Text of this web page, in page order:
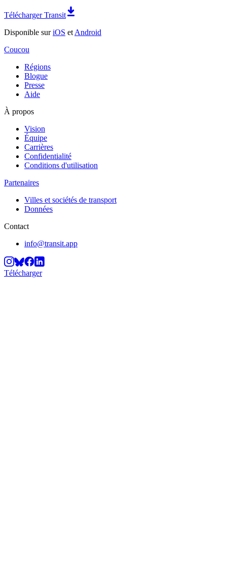
Télécharger Transit
Disponible suriOS et Android
Coucou
Régions
Blogue
Presse
Aide
À propos
Vision
Équipe
Carrières
Confidentialité
Conditions d'utilisation
Partenaires
Villes et sociétés de transport
Données
Contact
info@transit.app
Télécharger